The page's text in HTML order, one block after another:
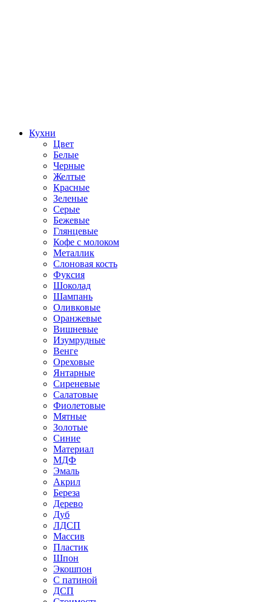
Кухни
Цвет
Белые
Черные
Желтые
Красные
Зеленые
Серые
Бежевые
Глянцевые
Кофе с молоком
Металлик
Слоновая кость
Фуксия
Шоколад
Шампань
Оливковые
Оранжевые
Вишневые
Изумрудные
Венге
Ореховые
Янтарные
Сиреневые
Салатовые
Фиолетовые
Мятные
Золотые
Синие
Материал
МДФ
Эмаль
Акрил
Береза
Дерево
Дуб
ЛДСП
Массив
Пластик
Шпон
Экошпон
С патиной
ДСП